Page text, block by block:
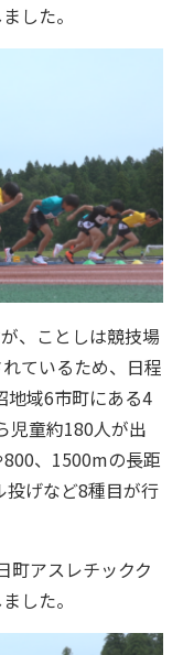
した。
、ことしは競技場
ているため、日程
地域6市町にある4
児童約180人が出
、1500mの長距
投げなど8種目が行
町アスレチックク
した。